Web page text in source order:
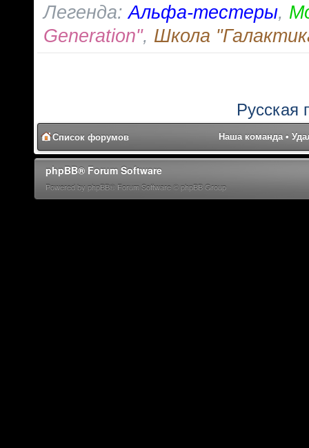
Легенда:Альфа-тестеры,
Generation", Школа
Русская
Список форумов Наша команда•
phpBB® Forum Software
Powered by phpBB® Forum Software © phpBB Group